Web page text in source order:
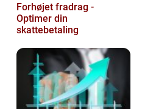
Forhøjet fradrag -
Optimer din
skattebetaling